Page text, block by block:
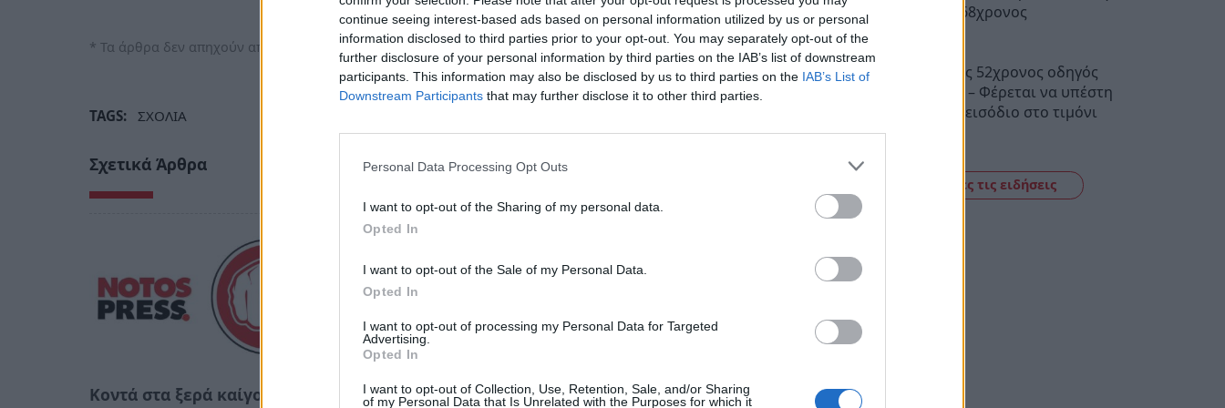
continue seeing interest-based ads based on personal information utilized by us or personal
information disclosed to third parties prior to your opt-out. You may separately opt-out of the
further disclosure of your personal information by third parties on the IAB’s list of downstream
participants. This information may also be disclosed by us to third parties on the IAB’s List of
Downstream Participants that may further disclose it to other third parties.
Personal Data Processing Opt Outs
I want to opt-out of the Sharing of my personal data.
Opted In
I want to opt-out of the Sale of my Personal Data.
Opted In
I want to opt-out of processing my Personal Data for Targeted
Advertising.
Opted In
I want to opt-out of Collection, Use, Retention, Sale, and/or Sharing
of my Personal Data that Is Unrelated with the Purposes for which it
* Τα άρθρα δεν απηχούν απαραίτητα τη γνώμη του notospress.gr
TAGS: ΣΧΟΛΙΑ
Σχετικά Άρθρα
Κοντά στα ξερά καίγονται και
Η «think tank των πούρων»!
Νέα Δημοκρατία. Το ίδιο
Συνελήφθη 68χρονος
Αίγιο: Νεκρός 52χρονος οδηγός
λεωφορείου – Φέρεται να υπέστη
καρδιακό επεισόδιο στο τιμόνι
12:47
Δείτε όλες τις ειδήσεις